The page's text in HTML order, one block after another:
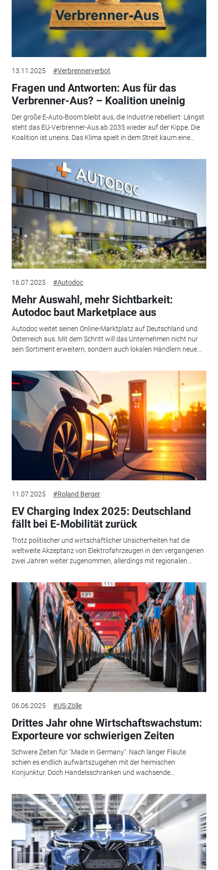
13.11.2025 #Verbrennerverbot
Fragen und Antworten: Aus für das
Verbrenner-Aus? – Koalition uneinig
Der große E-Auto-Boom bleibt aus, die Industrie rebelliert: Längst
steht das EU-Verbrenner-Aus ab 2035 wieder auf der Kippe. Die
Koalition ist uneins. Das Klima spielt in dem Streit kaum eine...
16.07.2025 #Autodoc
Mehr Auswahl, mehr Sichtbarkeit:
Autodoc baut Marketplace aus
Autodoc weitet seinen Online-Marktplatz auf Deutschland und
Österreich aus. Mit dem Schritt will das Unternehmen nicht nur
sein Sortiment erweitern, sondern auch lokalen Händlern neue...
11.07.2025 #Roland Berger
EV Charging Index 2025: Deutschland
fällt bei E-Mobilität zurück
Trotz politischer und wirtschaftlicher Unsicherheiten hat die
weltweite Akzeptanz von Elektrofahrzeugen in den vergangenen
zwei Jahren weiter zugenommen, allerdings mit regionalen...
06.06.2025 #US-Zölle
Drittes Jahr ohne Wirtschaftswachstum:
Exporteure vor schwierigen Zeiten
Schwere Zeiten für "Made in Germany": Nach langer Flaute
schien es endlich aufwärtszugehen mit der heimischen
Konjunktur. Doch Handelsschranken und wachsende...